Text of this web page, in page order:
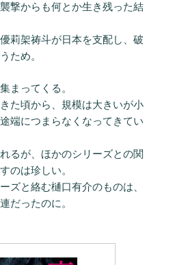
撃からも何とか生き残った結
莉架祷斗が日本を支配し、破
ため。
まってくる。
た頃から、規模は大きいが小
端につまらなくなってきてい
るが、ほかのシリーズとの関
のは珍しい。
ズと絡む樋口有介のものは、
だったのに。